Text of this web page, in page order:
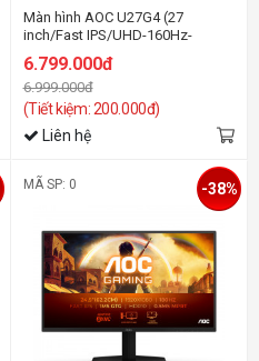
Màn hình AOC U27G4 (27
inch/Fast IPS/UHD-160Hz-
6.799.000đ
6.999.000đ
(Tiết kiệm: 200.000đ)
Liên hệ
MÃ SP: 0 -38%